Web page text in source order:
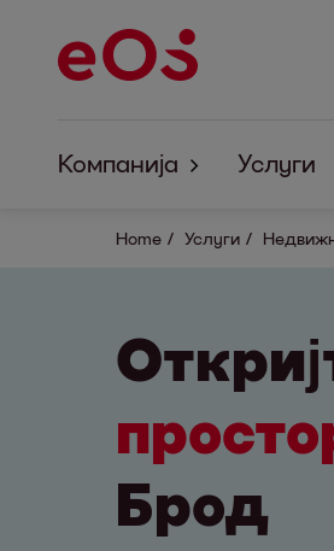
Компанија
За нас
Услуги
Home Услуги
Брод